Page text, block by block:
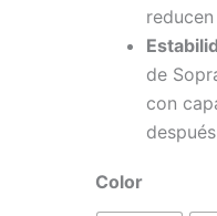
de
con
Color